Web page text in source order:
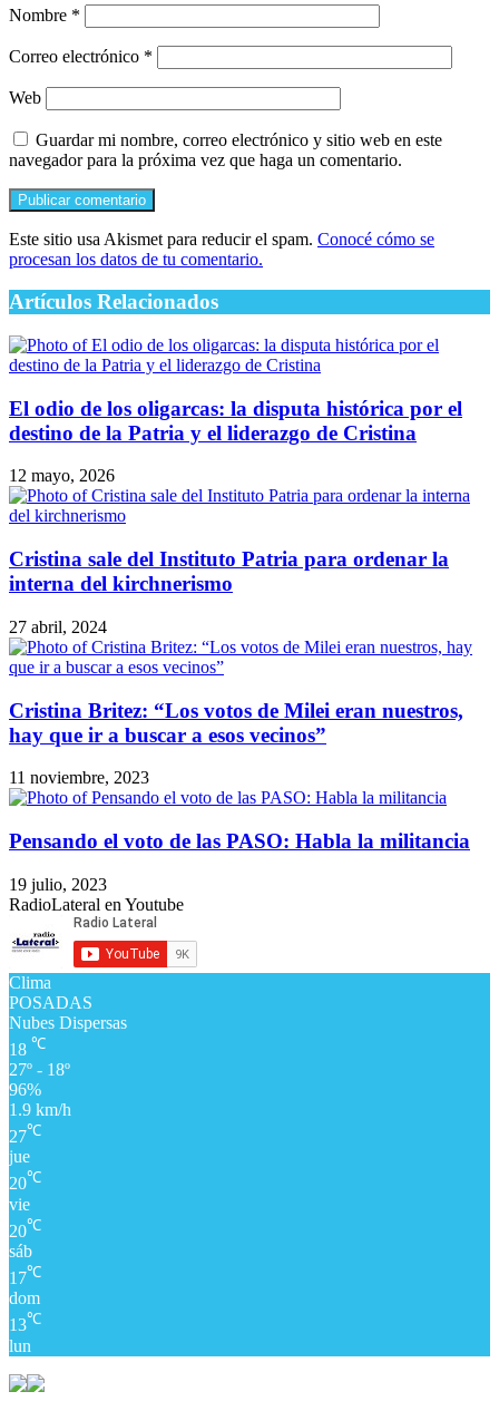
Nombre *
Correo electrónico *
Web
Guardar mi nombre, correo electrónico y sitio web en este
navegador para la próxima vez que haga un comentario.
Este sitio usa Akismet para reducir el spam. Conocé cómo se
procesan los datos de tu comentario.
Artículos Relacionados
El odio de los oligarcas: la disputa histórica por el
destino de la Patria y el liderazgo de Cristina
12 mayo, 2026
Cristina sale del Instituto Patria para ordenar la
interna del kirchnerismo
27 abril, 2024
Cristina Britez: “Los votos de Milei eran nuestros,
hay que ir a buscar a esos vecinos”
11 noviembre, 2023
Pensando el voto de las PASO: Habla la militancia
19 julio, 2023
RadioLateral en Youtube
Clima
POSADAS
Nubes Dispersas
18 ℃
27º - 18º
96%
1.9 km/h
27℃
jue
20℃
vie
20℃
sáb
17℃
dom
13℃
lun